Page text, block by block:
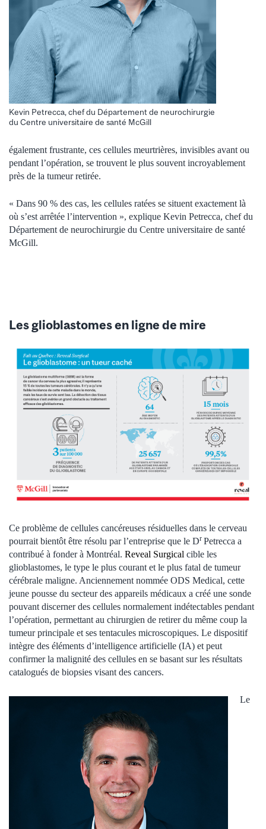
Kevin Petrecca, chef du Département de neurochirurgie
du Centre universitaire de santé McGill
également frustrante, ces cellules meurtrières, invisibles avant ou
pendant l’opération, se trouvent le plus souvent incroyablement
près de la tumeur retirée.
« Dans 90 % des cas, les cellules ratées se situent exactement là
où s’est arrêtée l’intervention », explique Kevin Petrecca, chef du
Département de neurochirurgie du Centre universitaire de santé
McGill.
Les glioblastomes en ligne de mire
Ce problème de cellules cancéreuses résiduelles dans le cerveau
pourrait bientôt être résolu par l’entreprise que le Dr Petrecca a
contribué à fonder à Montréal. Reveal Surgical cible les
glioblastomes, le type le plus courant et le plus fatal de tumeur
cérébrale maligne. Anciennement nommée ODS Medical, cette
jeune pousse du secteur des appareils médicaux a créé une sonde
pouvant discerner des cellules normalement indétectables pendant
l’opération, permettant au chirurgien de retirer du même coup la
tumeur principale et ses tentacules microscopiques. Le dispositif
intègre des éléments d’intelligence artificielle (IA) et peut
confirmer la malignité des cellules en se basant sur les résultats
catalogués de biopsies visant des cancers.
Le